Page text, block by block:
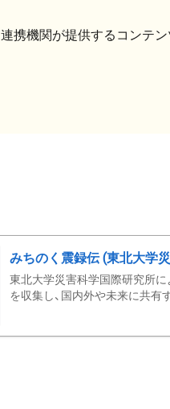
連携機関が提供するコンテン
みちのく震録伝 (東北大学
東北大学災害科学国際研究所に
を収集し、国内外や未来に共有